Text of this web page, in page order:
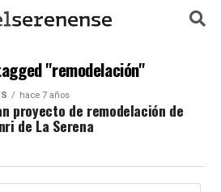
"remodelación"
hace 7 años
proyecto de remodelación de
de La Serena